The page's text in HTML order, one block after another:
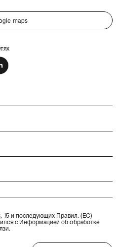
maps
15 и последующих Правил. (ЕС)
с Информацией об обработке